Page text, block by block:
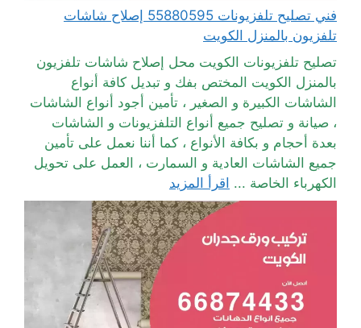
فني تصليح تلفزيونات 55880595 إصلاح شاشات
تلفزيون بالمنزل الكويت
تصليح تلفزيونات الكويت محل إصلاح شاشات تلفزيون
بالمنزل الكويت المختص بفك و تبديل كافة أنواع
الشاشات الكبيرة و الصغير ، تأمين أجود أنواع الشاشات
، صيانة و تصليح جميع أنواع التلفزيونات و الشاشات
بعدة أحجام و بكافة الأنواع ، كما أننا نعمل على تأمين
جميع الشاشات العادية و السمارت ، العمل على تحويل
الكهرباء الخاصة ... اقرأ المزيد